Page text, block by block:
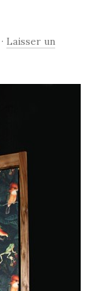
· Laisser un